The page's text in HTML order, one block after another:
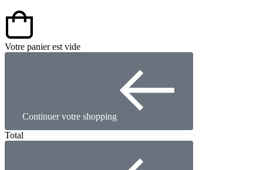
Votre panier est vide
Continuer votre shopping
Total